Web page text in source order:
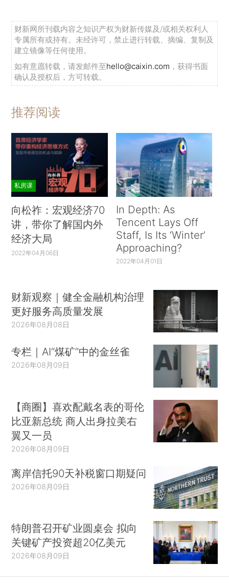
财新网所刊载内容之知识产权为财新传媒及/或相关权利人
专属所有或持有。未经许可，禁止进行转载、摘编、复制及
建立镜像等任何使用。
如有意愿转载，请发邮件至hello@caixin.com ，获得书面
确认及授权后，方可转载。
推荐阅读
私房课
向松祚：宏观经济70
讲，带你了解国内外
经济大局
2022年04月06日
In Depth: As
Tencent Lays Off
Staff, Is Its ‘Winter’
Approaching?
2022年04月01日
财新观察｜健全金融机构治理
更好服务高质量发展
2026年08月08日
专栏｜AI“煤矿”中的金丝雀
2026年08月09日
【商圈】喜欢配戴名表的哥伦
比亚新总统 商人出身拉美右
翼又一员
2026年08月09日
离岸信托90天补税窗口期疑问
2026年08月09日
特朗普召开矿业圆桌会 拟向
关键矿产投资超20亿美元
2026年08月09日